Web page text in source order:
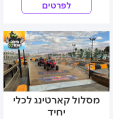
לפרטים
מסלול קארטינג לכלי
יחיד